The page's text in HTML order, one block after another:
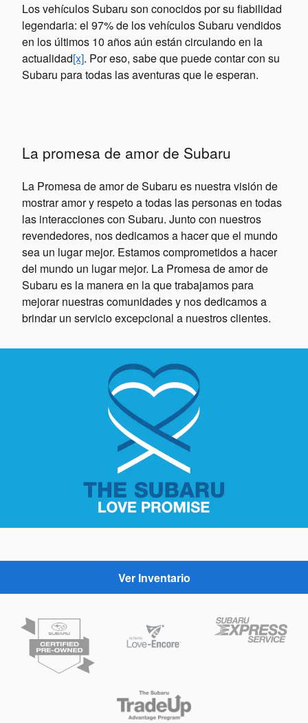
Los vehículos Subaru son conocidos por su fiabilidad
legendaria: el 97% de los vehículos Subaru vendidos
en los últimos 10 años aún están circulando en la
actualidad[x]. Por eso, sabe que puede contar con su
Subaru para todas las aventuras que le esperan.
La promesa de amor de Subaru
La Promesa de amor de Subaru es nuestra visión de
mostrar amor y respeto a todas las personas en todas
las interacciones con Subaru. Junto con nuestros
revendedores, nos dedicamos a hacer que el mundo
sea un lugar mejor. Estamos comprometidos a hacer
del mundo un lugar mejor. La Promesa de amor de
Subaru es la manera en la que trabajamos para
mejorar nuestras comunidades y nos dedicamos a
brindar un servicio excepcional a nuestros clientes.
Ver Inventario